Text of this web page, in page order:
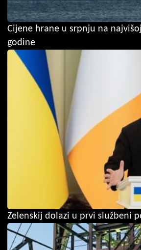
Cijene hrane u srpnju na
godine
Zelenskij dolazi u prvi službeni